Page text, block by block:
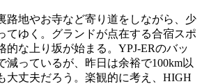
路地やお寺など寄り道をしながら、少
てゆく。グランドが点在する合宿スポ
的な上り坂が始まる。YPJ-ERのバッ
減っているが、昨日は余裕で100km以
大丈夫だろう。楽観的に考え、HIGH